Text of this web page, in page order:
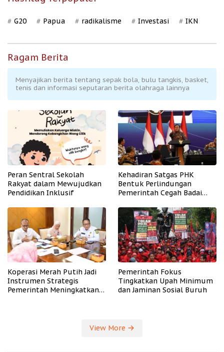
G20 Papua radikalisme Investasi IKN
Ragam Berita
Menyajikan berita tentang sepak bola, bulu tangkis, basket,
tenis dan informasi seputaran berita olahraga lainnya
Peran Sentral Sekolah
Rakyat dalam Mewujudkan
Pendidikan Inklusif
Kehadiran Satgas PHK
Bentuk Perlindungan
Pemerintah Cegah Badai
Koperasi Merah Putih Jadi
Instrumen Strategis
Pemerintah Meningkatkan
Pemerintah Fokus
Tingkatkan Upah Minimum
dan Jaminan Sosial Buruh
View More